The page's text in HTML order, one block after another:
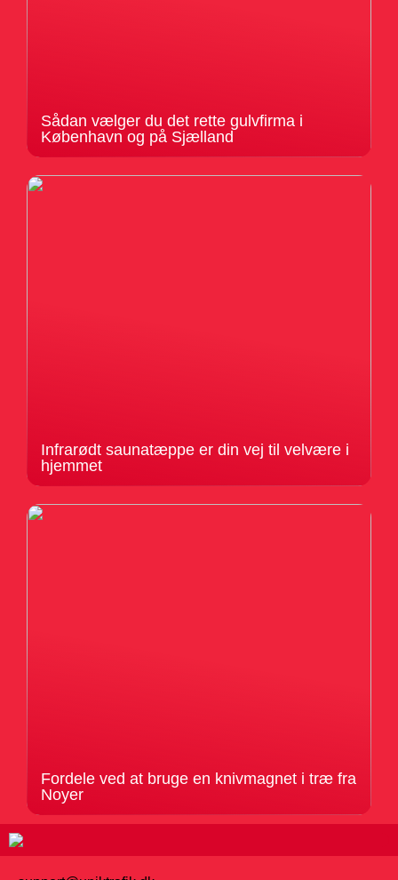
Sådan vælger du det rette gulvfirma i
København og på Sjælland
Infrarødt saunatæppe er din vej til velvære i
hjemmet
Fordele ved at bruge en knivmagnet i træ fra
Noyer